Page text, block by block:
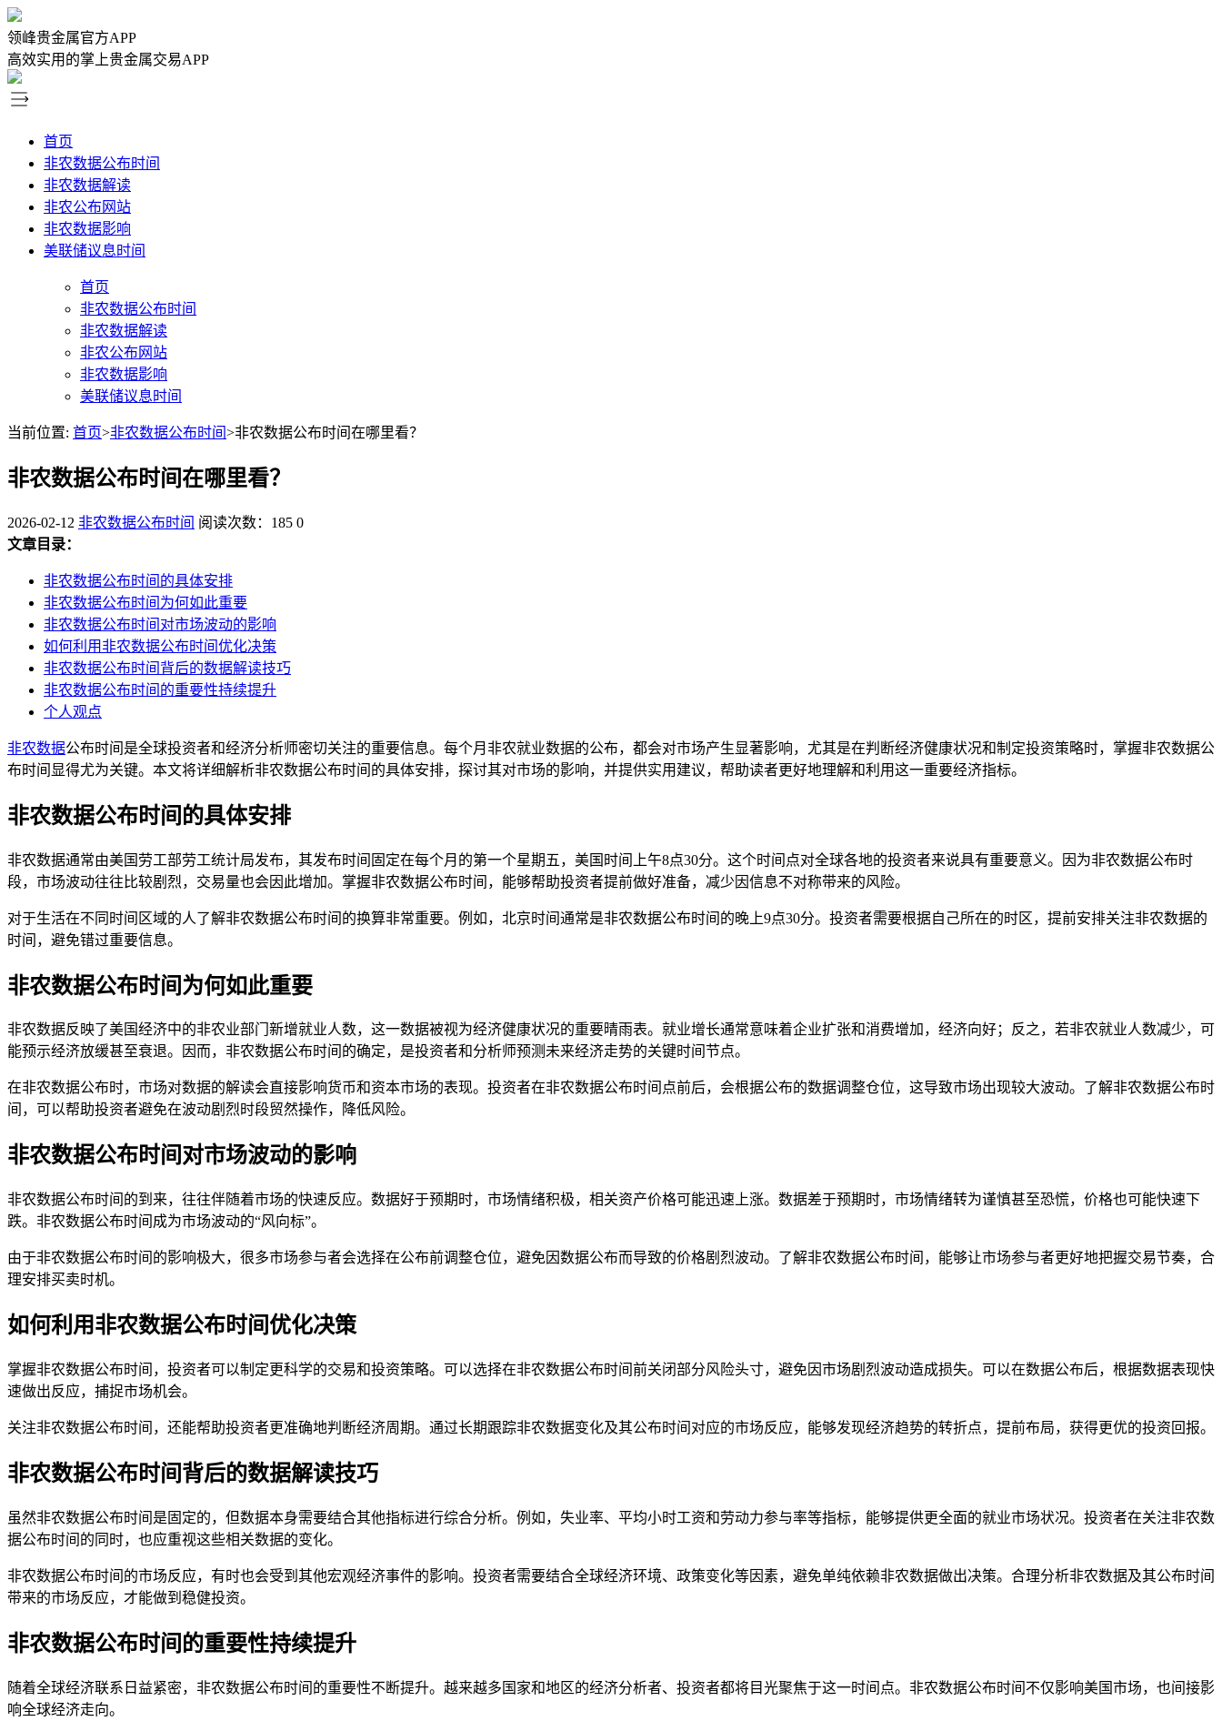
领峰贵金属官方APP
高效实用的掌上贵金属交易APP
首页
非农数据公布时间
非农数据解读
非农公布网站
非农数据影响
美联储议息时间
首页
非农数据公布时间
非农数据解读
非农公布网站
非农数据影响
美联储议息时间
当前位置: 首页>非农数据公布时间>非农数据公布时间在哪里看？
非农数据公布时间在哪里看？
2026-02-12 非农数据公布时间 阅读次数：185 0
文章目录：
非农数据公布时间的具体安排
非农数据公布时间为何如此重要
非农数据公布时间对市场波动的影响
如何利用非农数据公布时间优化决策
非农数据公布时间背后的数据解读技巧
非农数据公布时间的重要性持续提升
个人观点
非农数据公布时间是全球投资者和经济分析师密切关注的重要信息。每个月非农就业数据的公布，都会对市场产生显著影响，尤其是在判断经济健康状况和制定投资策略时，掌握非农数据公
布时间显得尤为关键。本文将详细解析非农数据公布时间的具体安排，探讨其对市场的影响，并提供实用建议，帮助读者更好地理解和利用这一重要经济指标。
非农数据公布时间的具体安排
非农数据通常由美国劳工部劳工统计局发布，其发布时间固定在每个月的第一个星期五，美国时间上午8点30分。这个时间点对全球各地的投资者来说具有重要意义。因为非农数据公布时
段，市场波动往往比较剧烈，交易量也会因此增加。掌握非农数据公布时间，能够帮助投资者提前做好准备，减少因信息不对称带来的风险。
对于生活在不同时间区域的人了解非农数据公布时间的换算非常重要。例如，北京时间通常是非农数据公布时间的晚上9点30分。投资者需要根据自己所在的时区，提前安排关注非农数据的
时间，避免错过重要信息。
非农数据公布时间为何如此重要
非农数据反映了美国经济中的非农业部门新增就业人数，这一数据被视为经济健康状况的重要晴雨表。就业增长通常意味着企业扩张和消费增加，经济向好；反之，若非农就业人数减少，可
能预示经济放缓甚至衰退。因而，非农数据公布时间的确定，是投资者和分析师预测未来经济走势的关键时间节点。
在非农数据公布时，市场对数据的解读会直接影响货币和资本市场的表现。投资者在非农数据公布时间点前后，会根据公布的数据调整仓位，这导致市场出现较大波动。了解非农数据公布时
间，可以帮助投资者避免在波动剧烈时段贸然操作，降低风险。
非农数据公布时间对市场波动的影响
非农数据公布时间的到来，往往伴随着市场的快速反应。数据好于预期时，市场情绪积极，相关资产价格可能迅速上涨。数据差于预期时，市场情绪转为谨慎甚至恐慌，价格也可能快速下
跌。非农数据公布时间成为市场波动的“风向标”。
由于非农数据公布时间的影响极大，很多市场参与者会选择在公布前调整仓位，避免因数据公布而导致的价格剧烈波动。了解非农数据公布时间，能够让市场参与者更好地把握交易节奏，合
理安排买卖时机。
如何利用非农数据公布时间优化决策
掌握非农数据公布时间，投资者可以制定更科学的交易和投资策略。可以选择在非农数据公布时间前关闭部分风险头寸，避免因市场剧烈波动造成损失。可以在数据公布后，根据数据表现快
速做出反应，捕捉市场机会。
关注非农数据公布时间，还能帮助投资者更准确地判断经济周期。通过长期跟踪非农数据变化及其公布时间对应的市场反应，能够发现经济趋势的转折点，提前布局，获得更优的投资回报。
非农数据公布时间背后的数据解读技巧
虽然非农数据公布时间是固定的，但数据本身需要结合其他指标进行综合分析。例如，失业率、平均小时工资和劳动力参与率等指标，能够提供更全面的就业市场状况。投资者在关注非农数
据公布时间的同时，也应重视这些相关数据的变化。
非农数据公布时间的市场反应，有时也会受到其他宏观经济事件的影响。投资者需要结合全球经济环境、政策变化等因素，避免单纯依赖非农数据做出决策。合理分析非农数据及其公布时间
带来的市场反应，才能做到稳健投资。
非农数据公布时间的重要性持续提升
随着全球经济联系日益紧密，非农数据公布时间的重要性不断提升。越来越多国家和地区的经济分析者、投资者都将目光聚焦于这一时间点。非农数据公布时间不仅影响美国市场，也间接影
响全球经济走向。